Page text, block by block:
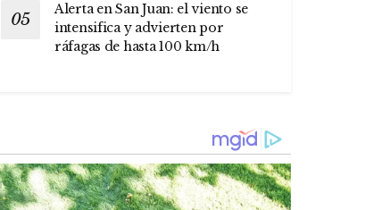
Alerta en San Juan: el viento se
intensifica y advierten por
ráfagas de hasta 100 km/h